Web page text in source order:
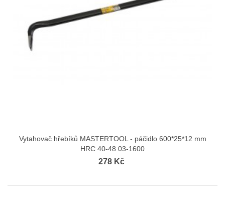
Vytahovač hřebíků MASTERTOOL - páčidlo 600*25*12 mm
HRC 40-48 03-1600
278 Kč